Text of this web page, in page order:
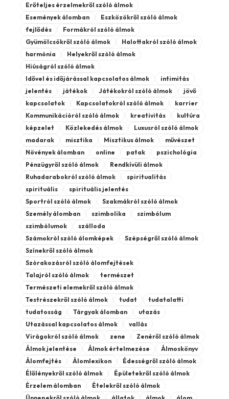
Erőteljes érzelmekről szóló álmok
Események álomban
Eszközökről szóló álmok
fejlődés
Formákról szóló álmok
Gyümölcsökről szóló álmok
Halottakról szóló álmok
harmónia
Helyekről szóló álmok
Hiúságról szóló álmok
Idővel és időjárással kapcsolatos álmok
intimitás
jelentés
játékok Játékokról szóló álmok
jövő
kapcsolatok
Kapcsolatokról szóló álmok
karrier
Kommunikációról szóló álmok
kreativitás
kultúra
képzelet
Közlekedés álmok
Luxusról szóló álmok
madarak
misztika Misztikus álmok
művészet
Növények álomban
online patak
pszichológia
Pénzügyről szóló álmok
Rendkívüli álmok
Ruhadarabokról szóló álmok
spiritualitás
spirituális
spirituális jelentés
Sportról szóló álmok
Szakmákról szóló álmok
Személy álomban
szimbolika
szimbólum
szimbólumok
szálloda
Számokról szóló álomképek
Szépségről szóló álmok
Színekről szóló álmok
Szórakozásról szóló álomfejtések
Talajról szóló álmok
természet
Természeti elemekről szóló álmok
Testrészekről szóló álmok
tudat
tudatalatti
tudatosság
Tárgyak álomban
utazás
Utazással kapcsolatos álmok
vallás
Virágokról szóló álmok
zene
Zenéről szóló álmok
Álmok jelentése
Álmok értelmezése
Álmoskönyv
Álomfejtés
Álomlexikon
Édességről szóló álmok
Élőlényekről szóló álmok
Épületekről szóló álmok
Érzelem álomban
Ételekről szóló álmok